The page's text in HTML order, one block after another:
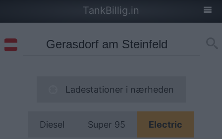
TankBillig.in
Ladestationer i nærheden
Diesel Super 95 Electric